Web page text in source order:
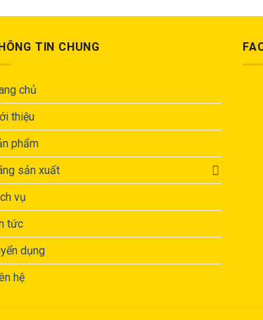
TIN CHUNG
chủ
thiệu
phẩm
sản xuất
vụ
tức
dụng
hệ